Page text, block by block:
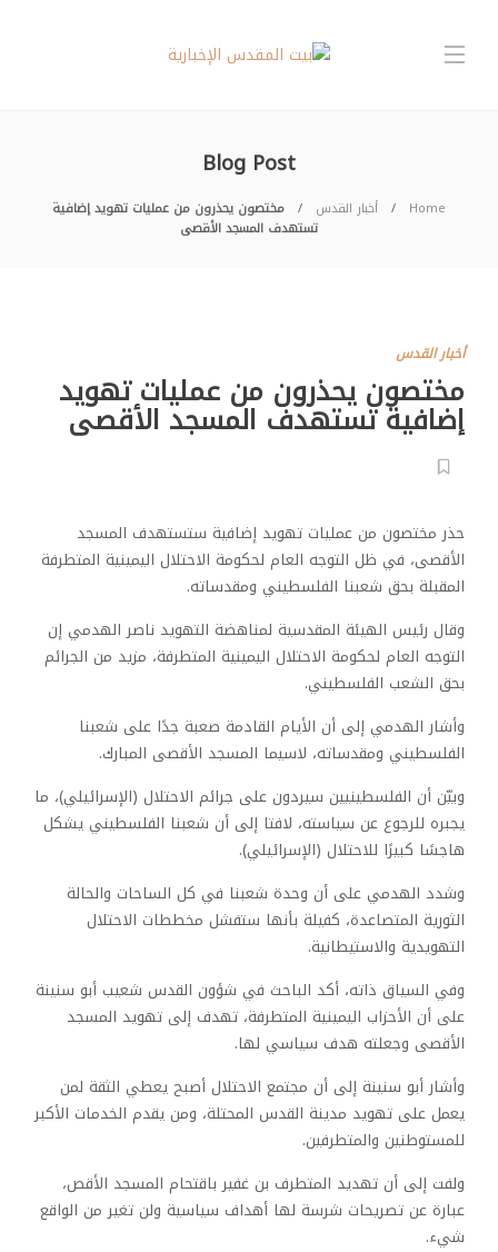
Blog Post
Home أخبار القدس
مختصون يحذرون من عمليات تهويد إضافية
تستهدف المسجد الأقصى
أخبار القدس
مختصون يحذرون من عمليات تهويد
إضافية تستهدف المسجد الأقصى
حذر مختصون من عمليات تهويد إضافية ستستهدف المسجد
الأقصى، في ظل التوجه العام لحكومة الاحتلال اليمينية المتطرفة
المقبلة بحق شعبنا الفلسطيني ومقدساته.
وقال رئيس الهيئة المقدسية لمناهضة التهويد ناصر الهدمي إن
التوجه العام لحكومة الاحتلال اليمينية المتطرفة، مزيد من الجرائم
بحق الشعب الفلسطيني.
وأشار الهدمي إلى أن الأيام القادمة صعبة جدًا على شعبنا
الفلسطيني ومقدساته، لاسيما المسجد الأقصى المبارك.
وبيّن أن الفلسطينيين سيردون على جرائم الاحتلال (الإسرائيلي)، ما
يجبره للرجوع عن سياسته، لافتا إلى أن شعبنا الفلسطيني يشكل
هاجسًا كبيرًا للاحتلال (الإسرائيلي).
وشدد الهدمي على أن وحدة شعبنا في كل الساحات والحالة
الثورية المتصاعدة، كفيلة بأنها ستفشل مخططات الاحتلال
التهويدية والاستيطانية.
وفي السياق ذاته، أكد الباحث في شؤون القدس شعيب أبو سنينة
على أن الأحزاب اليمينية المتطرفة، تهدف إلى تهويد المسجد
الأقصى وجعلته هدف سياسي لها.
وأشار أبو سنينة إلى أن مجتمع الاحتلال أصبح يعطي الثقة لمن
يعمل على تهويد مدينة القدس المحتلة، ومن يقدم الخدمات الأكبر
للمستوطنين والمتطرفين.
ولفت إلى أن تهديد المتطرف بن غفير باقتحام المسجد الأقص،
عبارة عن تصريحات شرسة لها أهداف سياسية ولن تغير من الواقع
شيء.